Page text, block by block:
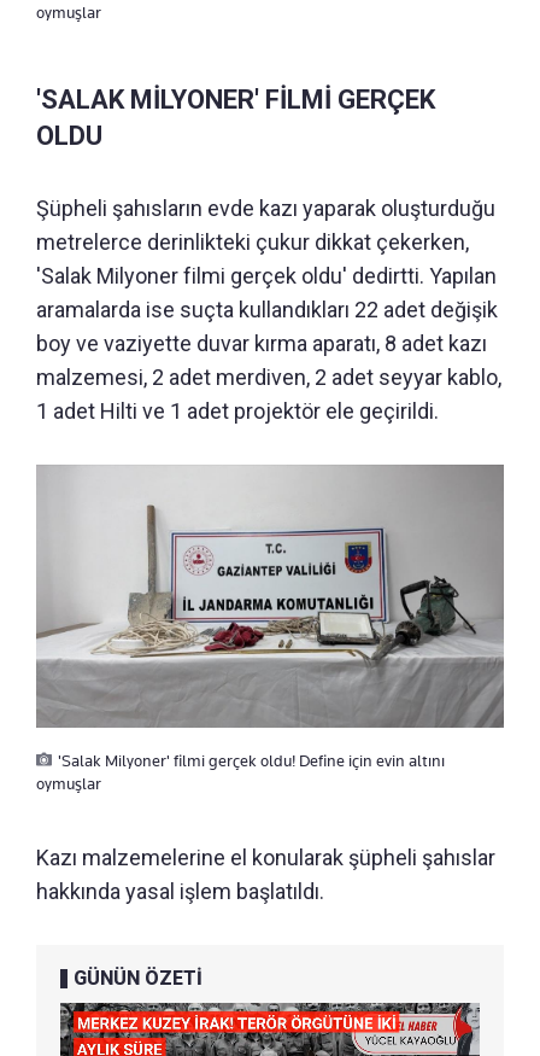
oymuşlar
'SALAK MİLYONER' FİLMİ GERÇEK
OLDU
Şüpheli şahısların evde kazı yaparak oluşturduğu
metrelerce derinlikteki çukur dikkat çekerken,
'Salak Milyoner filmi gerçek oldu' dedirtti. Yapılan
aramalarda ise suçta kullandıkları 22 adet değişik
boy ve vaziyette duvar kırma aparatı, 8 adet kazı
malzemesi, 2 adet merdiven, 2 adet seyyar kablo,
1 adet Hilti ve 1 adet projektör ele geçirildi.
'Salak Milyoner' filmi gerçek oldu! Define için evin altını
oymuşlar
Kazı malzemelerine el konularak şüpheli şahıslar
hakkında yasal işlem başlatıldı.
GÜNÜN ÖZETİ